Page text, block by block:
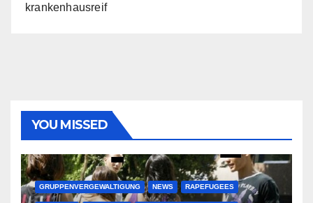
krankenhausreif
YOU MISSED
GRUPPENVERGEWALTIGUNG NEWS RAPEFUGEES